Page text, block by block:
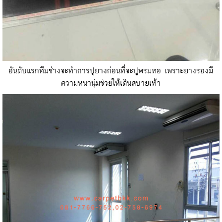
อันดับแรกทีมช่างจะทำการปูยางก่อนที่จะปูพรมทอ เพราะยางรองมี
ความหนานุ่มช่วยให้เดินสบายเท้า